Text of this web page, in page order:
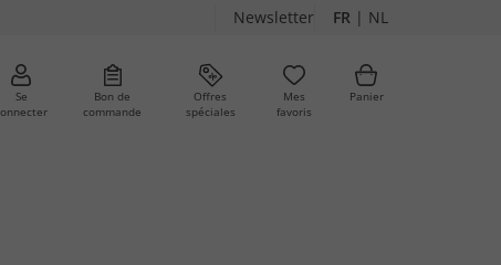
Newsletter FR | NL
Se
Bon de
commande
Offres
spéciales
Mes
favoris
Panier